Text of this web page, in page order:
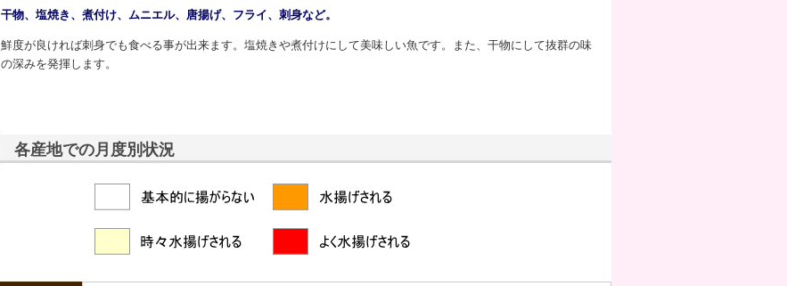
干物、塩焼き、煮付け、ムニエル、唐揚げ、フライ、刺身など。
鮮度が良ければ刺身でも食べる事が出来ます。塩焼きや煮付けにして美味しい魚です。また、干物にして抜群の味
の深みを発揮します。
各産地での月度別状況